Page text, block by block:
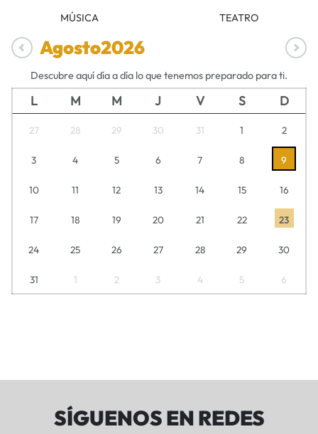
MÚSICA TEATRO
Agosto2026
Descubre aquí día a día lo que tenemos preparado para ti.
L M M J V S D
27 28 29 30 31 1 2
3 4 5 6 7 8 9
10 11 12 13 14 15 16
17 18 19 20 21 22 23
24 25 26 27 28 29 30
31 1 2 3 4 5 6
SÍGUENOS EN REDES